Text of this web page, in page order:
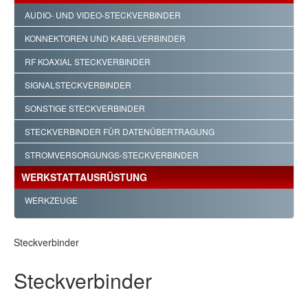
AUDIO- UND VIDEO-STECKVERBINDER
KONNEKTOREN UND KABELVERBINDER
RF KOAXIAL STECKVERBINDER
SIGNALSTECKVERBINDER
SONSTIGE STECKVERBINDER
STECKVERBINDER FÜR DATENÜBERTRAGUNG
STROMVERSORGUNGS-STECKVERBINDER
WERKSTATTAUSRÜSTUNG
WERKZEUGE
Steckverbinder
Steckverbinder